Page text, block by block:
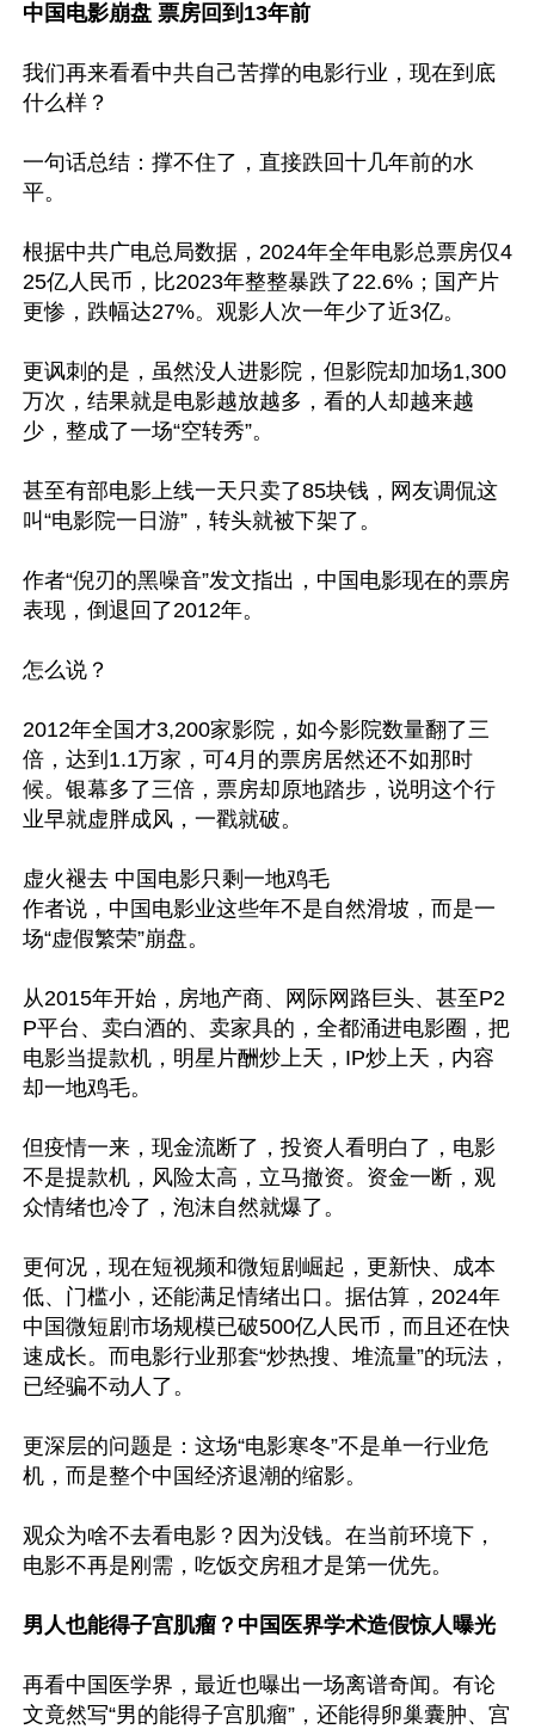
中国电影崩盘 票房回到13年前
我们再来看看中共自己苦撑的电影行业，现在到底
什么样？
一句话总结：撑不住了，直接跌回十几年前的水
平。
根据中共广电总局数据，2024年全年电影总票房仅4
25亿人民币，比2023年整整暴跌了22.6%；国产片
更惨，跌幅达27%。观影人次一年少了近3亿。
更讽刺的是，虽然没人进影院，但影院却加场1,300
万次，结果就是电影越放越多，看的人却越来越
少，整成了一场“空转秀”。
甚至有部电影上线一天只卖了85块钱，网友调侃这
叫“电影院一日游”，转头就被下架了。
作者“倪刃的黑噪音”发文指出，中国电影现在的票房
表现，倒退回了2012年。
怎么说？
2012年全国才3,200家影院，如今影院数量翻了三
倍，达到1.1万家，可4月的票房居然还不如那时
候。银幕多了三倍，票房却原地踏步，说明这个行
业早就虚胖成风，一戳就破。
虚火褪去 中国电影只剩一地鸡毛
作者说，中国电影业这些年不是自然滑坡，而是一
场“虚假繁荣”崩盘。
从2015年开始，房地产商、网际网路巨头、甚至P2
P平台、卖白酒的、卖家具的，全都涌进电影圈，把
电影当提款机，明星片酬炒上天，IP炒上天，内容
却一地鸡毛。
但疫情一来，现金流断了，投资人看明白了，电影
不是提款机，风险太高，立马撤资。资金一断，观
众情绪也冷了，泡沫自然就爆了。
更何况，现在短视频和微短剧崛起，更新快、成本
低、门槛小，还能满足情绪出口。据估算，2024年
中国微短剧市场规模已破500亿人民币，而且还在快
速成长。而电影行业那套“炒热搜、堆流量”的玩法，
已经骗不动人了。
更深层的问题是：这场“电影寒冬”不是单一行业危
机，而是整个中国经济退潮的缩影。
观众为啥不去看电影？因为没钱。在当前环境下，
电影不再是刚需，吃饭交房租才是第一优先。
男人也能得子宫肌瘤？中国医界学术造假惊人曝光
再看中国医学界，最近也曝出一场离谱奇闻。有论
文竟然写“男的能得子宫肌瘤”，还能得卵巢囊肿、宫